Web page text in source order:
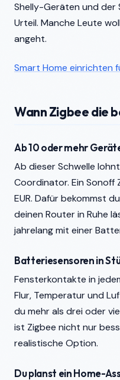
Shelly-Geräten und der
Urteil. Manche Leute
angeht.
Smart Home einrichten
Wann Zigbee die
Ab 10 oder mehr
Ab dieser Schwelle
Coordinator. Ein Sonoff
EUR. Dafür bekommst
deinen Router in Ruhe
jahrelang mit einer
Batteriesensoren in
Fensterkontakte in
Flur, Temperatur und
du mehr als drei oder
ist Zigbee nicht nur
realistische Option.
Du planst ein Home-